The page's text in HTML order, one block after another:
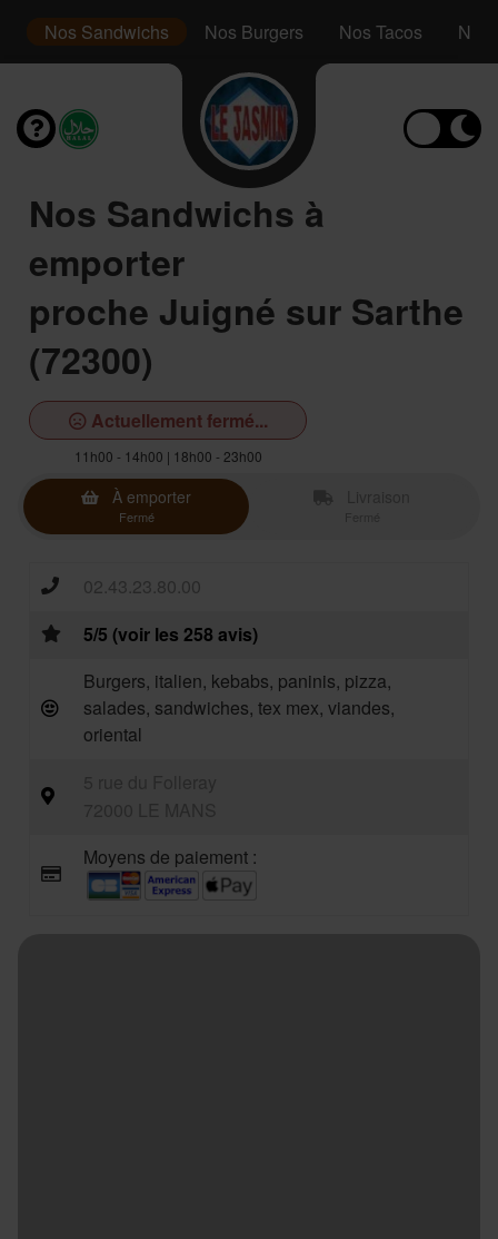
Nos Sandwichs Nos Burgers Nos Tacos Nos
Nos Sandwichs à
emporter
proche Juigné sur Sarthe
(72300)
Actuellement fermé...
11h00 - 14h00 | 18h00 - 23h00
À emporter
Fermé
02.43.23.80.00
5/5 (voir les 258 avis)
Burgers, italien, kebabs, paninis, pizza,
salades, sandwiches, tex mex, viandes,
oriental
Moyens de paiement :